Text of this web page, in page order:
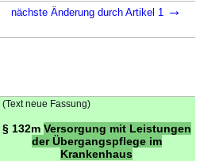
nächste Änderung durch Artikel 1 →
(Text neue Fassung)
§ 132m Versorgung mit Leistungen
der Übergangspflege im
Krankenhaus